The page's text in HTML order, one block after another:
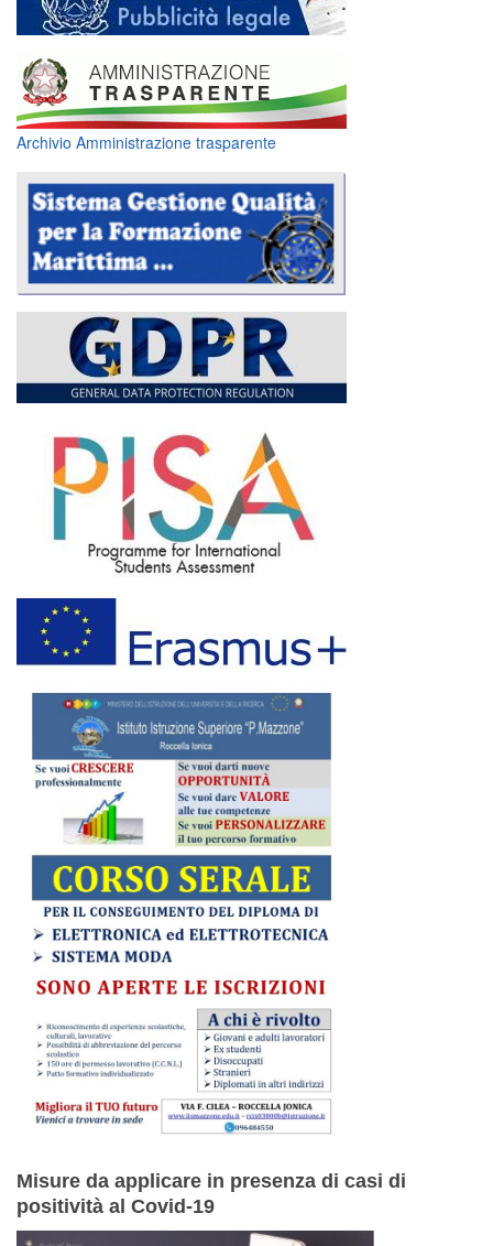
Archivio Amministrazione trasparente
Misure da applicare in presenza di casi di
positività al Covid-19